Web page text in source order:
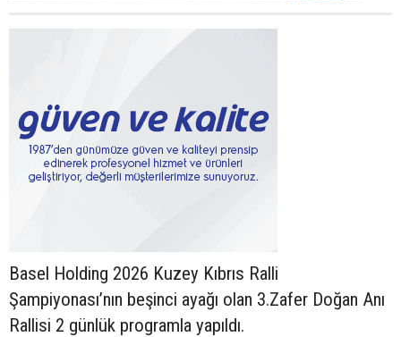
Basel Holding 2026 Kuzey Kıbrıs Ralli
Şampiyonası’nın beşinci ayağı olan 3.Zafer Doğan Anı
Rallisi 2 günlük programla yapıldı.